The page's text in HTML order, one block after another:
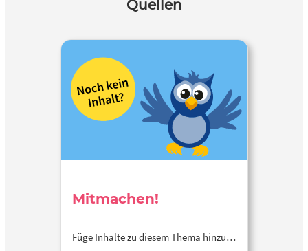
Quellen
Mitmachen!
Füge Inhalte zu diesem Thema hinzu…